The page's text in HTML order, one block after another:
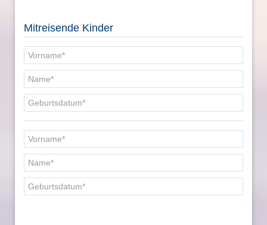
Mitreisende Kinder